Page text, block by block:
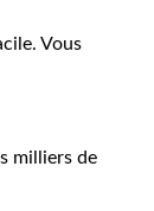
Vous
milliers de